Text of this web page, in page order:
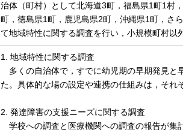
治体（町村）として北海道3町，福島県1町1村
町，徳島県1町，鹿児島県2町，沖縄県1町，さ
て地域特性に関する調査を行い，小規模町村以
1. 地域特性に関する調査
多くの自治体で，すでに幼児期の早期発見と
た。具体的な場の設定や連携の仕組みは，それ
2. 発達障害の支援ニーズに関する調査
学校への調査と医療機関への調査の報告が集